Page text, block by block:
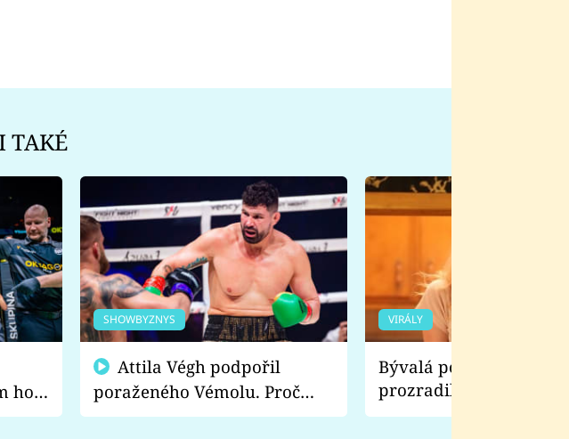
TAKÉ
ho
SHOWBYZNYS
poraženého Vémolu. Proč
chce raději zápasit s ním než
VIRÁLY
Bývalá pornoherečka
prozradila, co ji
natáčení Euforie.